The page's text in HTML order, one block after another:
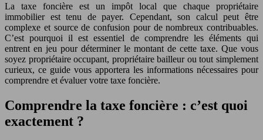
La taxe foncière est un impôt local que chaque propriétaire
immobilier est tenu de payer. Cependant, son calcul peut être
complexe et source de confusion pour de nombreux contribuables.
C’est pourquoi il est essentiel de comprendre les éléments qui
entrent en jeu pour déterminer le montant de cette taxe. Que vous
soyez propriétaire occupant, propriétaire bailleur ou tout simplement
curieux, ce guide vous apportera les informations nécessaires pour
comprendre et évaluer votre taxe foncière.
Comprendre la taxe foncière : c’est quoi
exactement ?